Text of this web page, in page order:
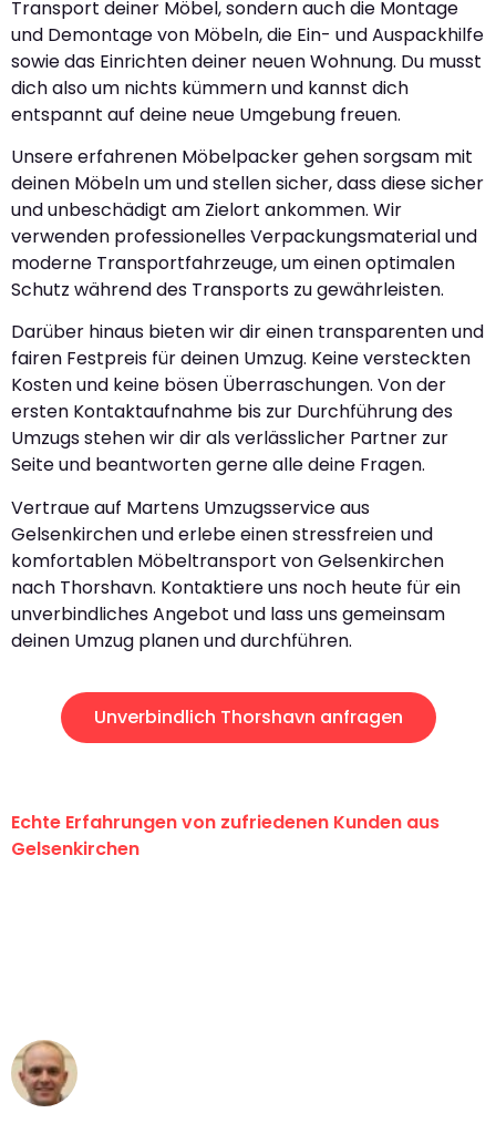
Transport deiner Möbel, sondern auch die Montage
und Demontage von Möbeln, die Ein- und Auspackhilfe
sowie das Einrichten deiner neuen Wohnung. Du musst
dich also um nichts kümmern und kannst dich
entspannt auf deine neue Umgebung freuen.
Unsere erfahrenen Möbelpacker gehen sorgsam mit
deinen Möbeln um und stellen sicher, dass diese sicher
und unbeschädigt am Zielort ankommen. Wir
verwenden professionelles Verpackungsmaterial und
moderne Transportfahrzeuge, um einen optimalen
Schutz während des Transports zu gewährleisten.
Darüber hinaus bieten wir dir einen transparenten und
fairen Festpreis für deinen Umzug. Keine versteckten
Kosten und keine bösen Überraschungen. Von der
ersten Kontaktaufnahme bis zur Durchführung des
Umzugs stehen wir dir als verlässlicher Partner zur
Seite und beantworten gerne alle deine Fragen.
Vertraue auf Martens Umzugsservice aus
Gelsenkirchen und erlebe einen stressfreien und
komfortablen Möbeltransport von Gelsenkirchen
nach Thorshavn. Kontaktiere uns noch heute für ein
unverbindliches Angebot und lass uns gemeinsam
deinen Umzug planen und durchführen.
Unverbindlich Thorshavn anfragen
Echte Erfahrungen von zufriedenen Kunden aus
Gelsenkirchen